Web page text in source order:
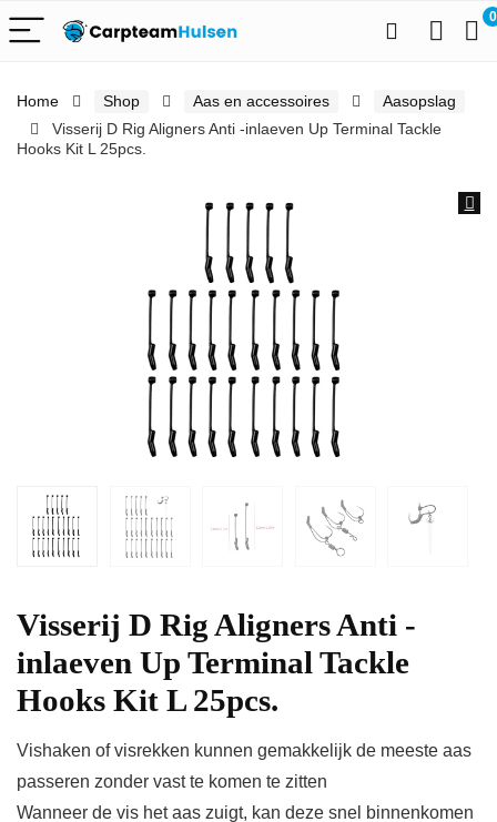
0
Home Shop Aas en accessoires
Aasopslag
Visserij D Rig Aligners Anti -inlaeven Up Terminal Tackle
Hooks Kit L 25pcs.
Visserij D Rig Aligners Anti -
inlaeven Up Terminal Tackle
Hooks Kit L 25pcs.
Vishaken of visrekken kunnen gemakkelijk de meeste aas
passeren zonder vast te komen te zitten
Wanneer de vis het aas zuigt, kan deze snel binnenkomen